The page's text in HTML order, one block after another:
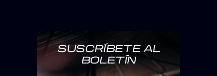
SUSCRÍBETE AL
BOLETÍN